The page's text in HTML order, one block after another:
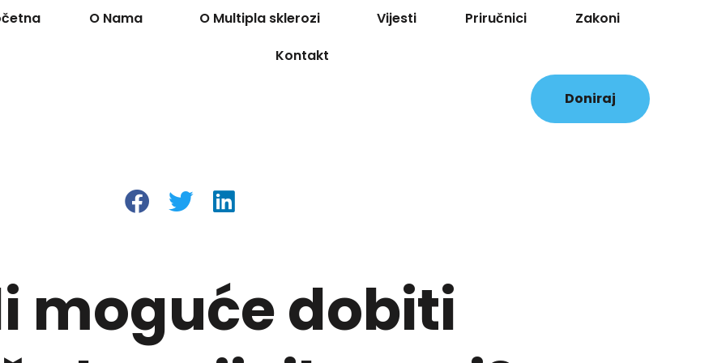
O Nama O Multipla sklerozi Vijesti Priručnici
Zakoni
Kontakt
Doniraj
moguće dobiti